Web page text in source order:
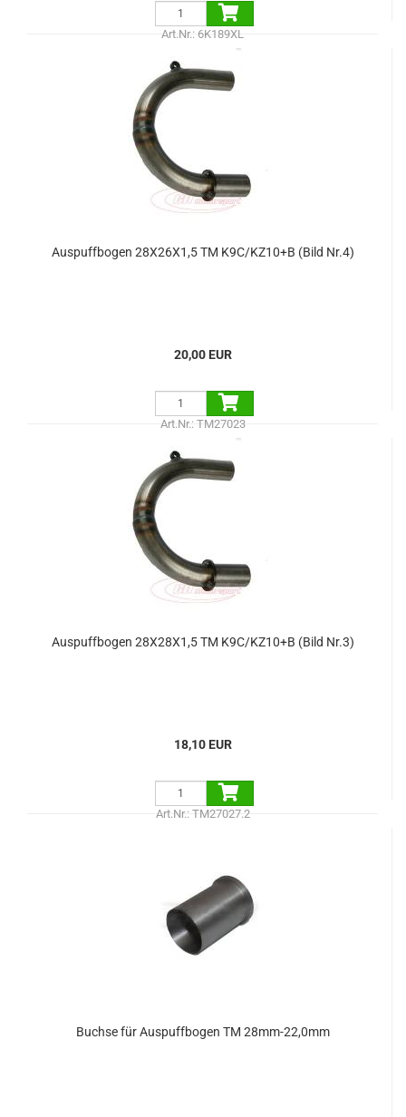
Art.Nr.: 6K189XL
Auspuffbogen 28X26X1,5 TM K9C/KZ10+B (Bild Nr.4)
20,00 EUR
Art.Nr.: TM27023
Auspuffbogen 28X28X1,5 TM K9C/KZ10+B (Bild Nr.3)
18,10 EUR
Art.Nr.: TM27027.2
Buchse für Auspuffbogen TM 28mm-22,0mm